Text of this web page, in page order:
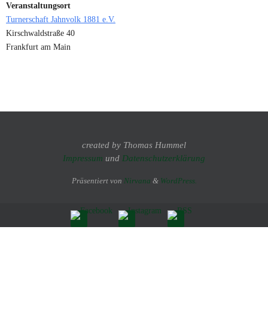
Veranstaltungsort
Turnerschaft Jahnvolk 1881 e.V.
Kirschwaldstraße 40
Frankfurt am Main
created by Thomas Hummel
Impressum und Datenschutzerklärung
Präsentiert von Nirvana & WordPress.